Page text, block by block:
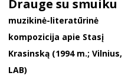
Drauge su smuiku
muzikinė-literatūrinė
kompozicija apie Stasį
Krasinską (1994 m.; Vilnius,
LAB)